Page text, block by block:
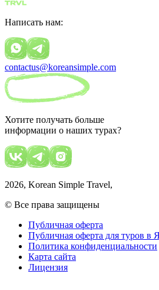
Написать нам:
contactus@koreansimple.com
Хотите получать больше
информации о наших турах?
2026, Korean Simple Travel,
© Все права защищены
Публичная оферта
Публичная оферта для туров в
Политика конфиденциальности
Карта сайта
Лицензия